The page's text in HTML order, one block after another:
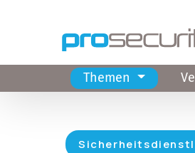
Themen